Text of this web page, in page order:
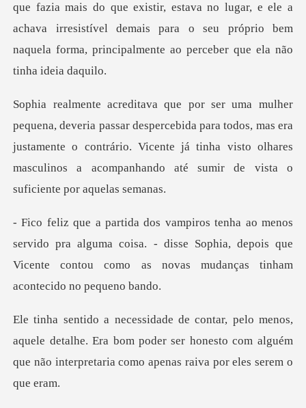
que fazia mais do que existir, estava no lugar, e ele a
achava irr
rcebida para todos, mas era
justamente o contrário. Vicente já tinha visto olhar
do pra alguma coisa. - disse Sophia, depois que
Vicente cont
ele detalhe. Era bom poder ser honesto com alguém
que não